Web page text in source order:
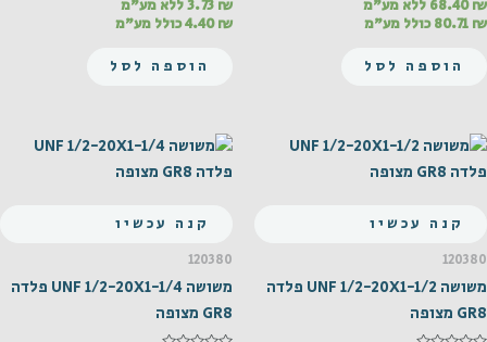
מתוך
68.40₪
ללא מע"מ
80.71 ₪ כולל מע"מ
הוספה לסל
מתוך
3.73 ₪
ללא מע"מ
4.40₪ כולל מע"מ
הוספה לסל
קנה עכשיו
120380
משושה UNF 1/2-20X1-1/2 פלדה
GR8 מצופה
קנה עכשיו
120380
משושה UNF 1/2-20X1-1/4 פלדה
GR8 מצופה